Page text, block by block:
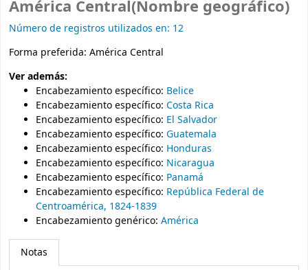
América Central(Nombre geográfico)
Número de registros utilizados en: 12
Forma preferida: América Central
Ver además:
Encabezamiento específico: Belice
Encabezamiento específico: Costa Rica
Encabezamiento específico: El Salvador
Encabezamiento específico: Guatemala
Encabezamiento específico: Honduras
Encabezamiento específico: Nicaragua
Encabezamiento específico: Panamá
Encabezamiento específico: República Federal de
Centroamérica, 1824-1839
Encabezamiento genérico: América
Notas